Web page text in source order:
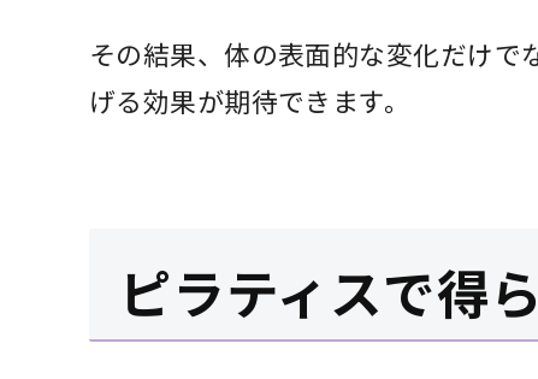
その結果、体の表面的な変化だけで
げる効果が期待できます。
ピラティスで得